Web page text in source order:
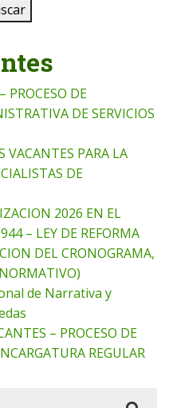
PROCESO DE
DE SERVICIOS
VACANTES PARA LA
DE
2026 EN EL
– LEY DE REFORMA
DEL CRONOGRAMA,
de Narrativa y
– PROCESO DE
REGULAR